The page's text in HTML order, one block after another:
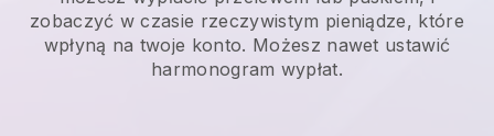
zobaczyć w czasie rzeczywistym pieniądze, które
wpłyną na twoje konto. Możesz nawet ustawić
harmonogram wypłat.